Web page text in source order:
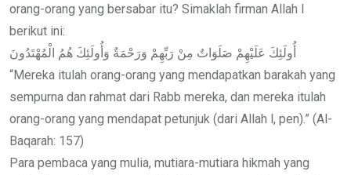
orang-orang yang bersabar itu? Simaklah firman Allah l
berikut ini:
أُولَئِكَ عَلَيْهِمْ صَلَوَاتٌ مِنْ رَبِّهِمْ وَرَحْمَةٌ وَأُولَئِكَ هُمُ الْمُهْتَدُونَ
“Mereka itulah orang-orang yang mendapatkan barakah yang
sempurna dan rahmat dari Rabb mereka, dan mereka itulah
orang-orang yang mendapat petunjuk (dari Allah l, pen).” (Al-
Baqarah: 157)
Para pembaca yang mulia, mutiara-mutiara hikmah yang